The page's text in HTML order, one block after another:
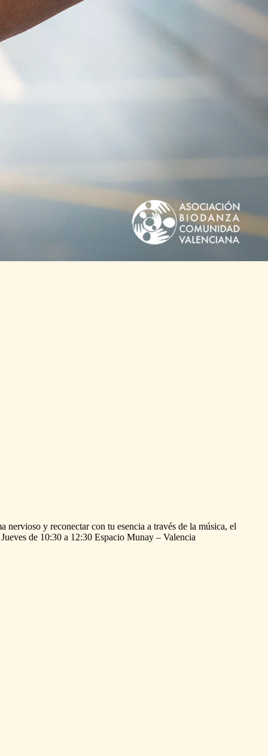
nervioso y reconectar con tu esencia a través de la música, el
Jueves de 10:30 a 12:30 Espacio Munay – Valencia